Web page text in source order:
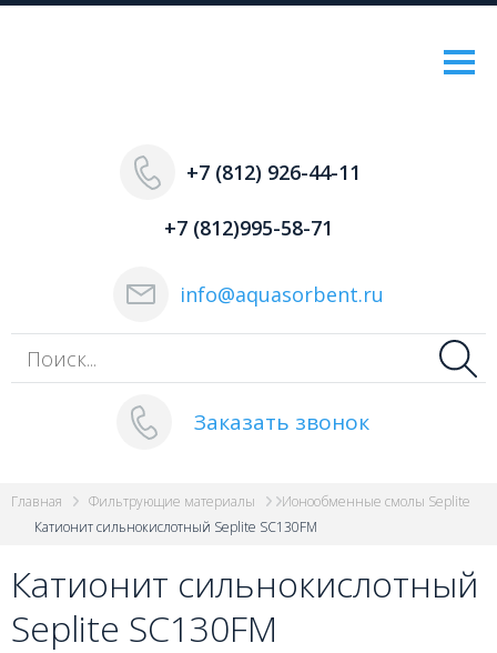
+7 (812) 926-44-11
+7 (812)995-58-71
info@aquasorbent.ru
Заказать звонок
Главная Фильтрующие материалы
Ионообменные смолы Seplite
Катионит сильнокислотный Seplite SC130FM
Катионит сильнокислотный
Seplite SC130FM